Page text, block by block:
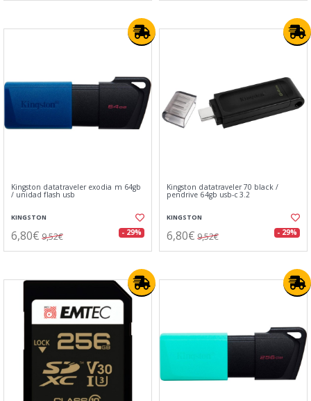
Kingston datatraveler exodia m 64gb
/ unidad flash usb
KINGSTON
6,80€ 9,52€ - 29%
Kingston datatraveler 70 black /
pendrive 64gb usb-c 3.2
KINGSTON
6,80€ 9,52€ - 29%